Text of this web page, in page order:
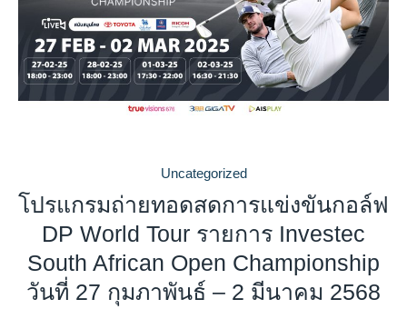
Uncategorized
โปรแกรมถ่ายทอดสดการแข่งขันกอล์ฟ
DP World Tour รายการ Investec
South African Open Championship
วันที่ 27 กุมภาพันธ์ – 2 มีนาคม 2568